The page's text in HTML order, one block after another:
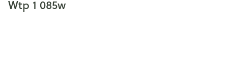
Wtp 1 085w